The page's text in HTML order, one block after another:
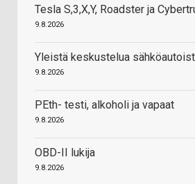
Tesla S,3,X,Y, Roadster ja
9.8.2026
Yleistä keskustelua
9.8.2026
PEth- testi, alkoholi ja vapaat
9.8.2026
OBD-II lukija
9.8.2026